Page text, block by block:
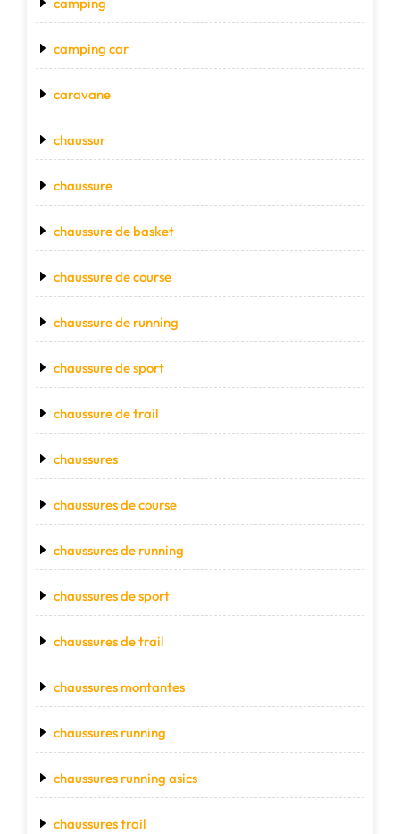
camping car
caravane
chaussur
chaussure
chaussure de basket
chaussure de course
chaussure de running
chaussure de sport
chaussure de trail
chaussures
chaussures de course
chaussures de running
chaussures de sport
chaussures de trail
chaussures montantes
chaussures running
chaussures running asics
chaussures trail